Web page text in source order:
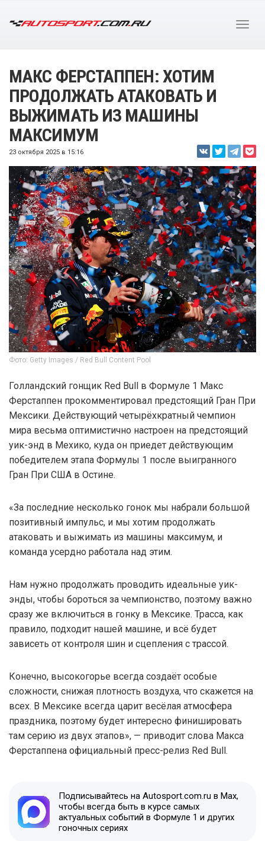
МАКС ФЕРСТАППЕН: ХОТИМ
ПРОДОЛЖАТЬ АТАКОВАТЬ И
ВЫЖИМАТЬ ИЗ МАШИНЫ
МАКСИМУМ
23 октября 2025 в 15:16
Фото: Getty Images / Red Bull Content Pool
Голландский гонщик Red Bull в Формуле 1 Макс
Ферстаппен прокомментировал предстоящий Гран При
Мексики. Действующий четырёхкратный чемпион
мира весьма оптимистично настроен на предстоящий
уик-энд в Мехико, куда он приедет действующим
победителем этапа Формулы 1 после выигранного
Гран При США в Остине.
«За последние несколько гонок мы набрали большой
позитивный импульс, и мы хотим продолжать
атаковать и выжимать из машины максимум, и
команда усердно работала над этим.
Нам нужно продолжать проводить идеальные уик-
энды, чтобы бороться за чемпионство, поэтому важно
сразу же включиться в гонку в Мексике. Трасса, как
правило, подходит нашей машине, и всё будет
зависеть от контроля шин и сцепления с трассой.
Конечно, высокогорье всегда создаёт особые
сложности, снижая плотность воздуха, что скажется на
всех. В Мексике всегда царит весёлая атмосфера
праздника, поэтому будет интересно финишировать
там серию из двух этапов», — приводит слова Макса
Ферстаппена официальный пресс-релиз Red Bull.
Подписывайтесь на Autosport.com.ru в Max,
чтобы всегда быть в курсе самых
актуальных событий в Формуле 1 и других
гоночных сериях